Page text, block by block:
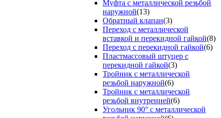
Муфта с металлической резьбой
наружной(13)
Обратный клапан(3)
Переход с металлической
вставкой и перекидной гайкой(8)
Переход с перекидной гайкой(6)
Пластмассовый штуцер с
перекидной гайкой(3)
Тройник с металлической
резьбой наружной(6)
Тройник с металлической
резьбой внутренней(6)
Угольник 90° с металлической